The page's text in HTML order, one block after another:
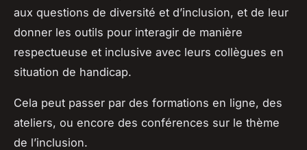
aux questions de diversité et d’inclusion, et de leur
donner les outils pour interagir de manière
respectueuse et inclusive avec leurs collègues en
situation de handicap.
Cela peut passer par des formations en ligne, des
ateliers, ou encore des conférences sur le thème
de l’inclusion.